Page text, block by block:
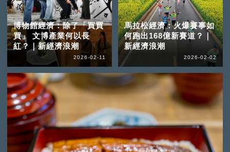
博物館經濟：除了「買買
買」 文博產業何以長
紅？｜新經濟浪潮
2026-02-11
馬拉松經濟：火爆賽事如
何跑出168億新賽道？｜
新經濟浪潮
2026-02-02